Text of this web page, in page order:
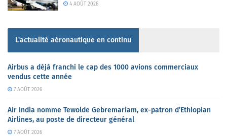
4 AOÛT 2026
L'actualité aéronautique en continu
Airbus a déjà franchi le cap des 1000 avions commerciaux
vendus cette année
7 AOÛT 2026
Air India nomme Tewolde Gebremariam, ex-patron d’Ethiopian
Airlines, au poste de directeur général
7 AOÛT 2026